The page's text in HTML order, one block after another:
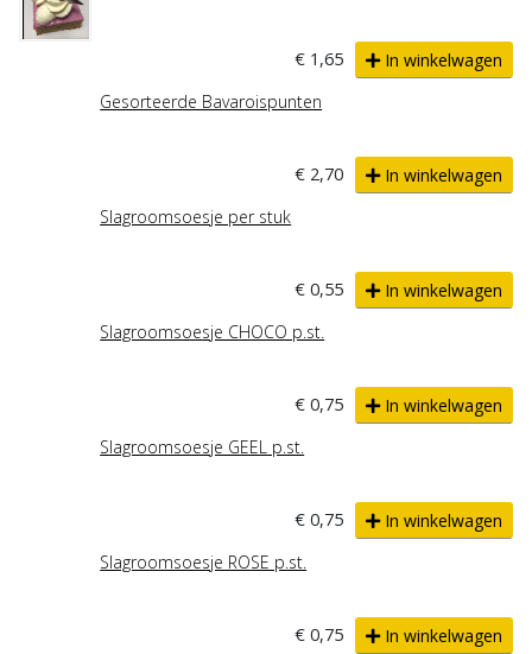
€ 1,65
In winkelwagen
Gesorteerde Bavaroispunten
€ 2,70
In winkelwagen
Slagroomsoesje per stuk
€ 0,55
In winkelwagen
Slagroomsoesje CHOCO p.st.
€ 0,75
In winkelwagen
Slagroomsoesje GEEL p.st.
€ 0,75
In winkelwagen
Slagroomsoesje ROSE p.st.
€ 0,75
In winkelwagen